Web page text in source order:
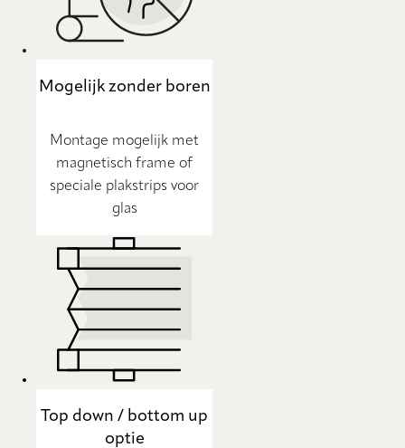
Mogelijk zonder boren
Montage mogelijk met
magnetisch frame of
speciale plakstrips voor
glas
Top down / bottom up
optie